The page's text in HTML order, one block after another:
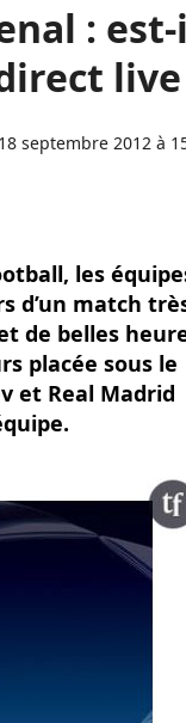
:
septembre 2012 à
les
d’un match
de belles
placée sous le
et Real Madrid